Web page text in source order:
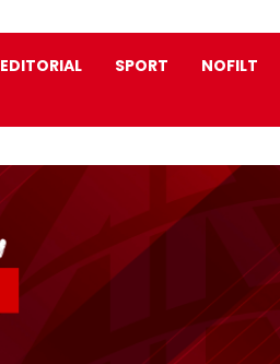
EDITORIAL SPORT NOFILT